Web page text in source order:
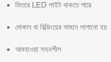
ভিতরে LED লাইট থাকতে পারে
দোকান বা বিল্ডিংয়ের সামনে লাগানো হয়
আবহাওয়া সহনশীল